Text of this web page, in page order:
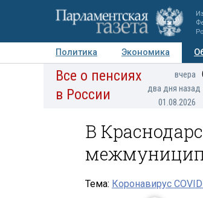
Политика Экономика
Авторы Персоны
Все о пенсиях
в России
вчера
два дня назад
01.08.2026
В
Тема: Коронавирус